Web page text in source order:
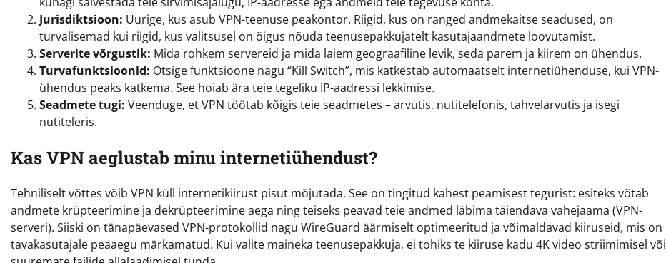
Jurisdiktsioon: Uurige, kus asub VPN-teenuse peakontor. Riigid, kus on ranged andmekaitse seadused, on
turvalisemad kui riigid, kus valitsusel on õigus nõuda teenusepakkujatelt kasutajaandmete loovutamist.
Serverite võrgustik: Mida rohkem servereid ja mida laiem geograafiline levik, seda parem ja kiirem on ühendus.
Turvafunktsioonid: Otsige funktsioone nagu “Kill Switch”, mis katkestab automaatselt internetiühenduse, kui VPN-
ühendus peaks katkema. See hoiab ära teie tegeliku IP-aadressi lekkimise.
Seadmete tugi: Veenduge, et VPN töötab kõigis teie seadmetes – arvutis, nutitelefonis, tahvelarvutis ja isegi
nutiteleris.
Kas VPN aeglustab minu internetiühendust?
Tehniliselt võttes võib VPN küll internetikiirust pisut mõjutada. See on tingitud kahest peamisest tegurist: esiteks võtab
andmete krüpteerimine ja dekrüpteerimine aega ning teiseks peavad teie andmed läbima täiendava vahejaama (VPN-
serveri). Siiski on tänapäevased VPN-protokollid nagu WireGuard äärmiselt optimeeritud ja võimaldavad kiiruseid, mis on
tavakasutajale peaaegu märkamatud. Kui valite maineka teenusepakkuja, ei tohiks te kiiruse kadu 4K video striimimisel või